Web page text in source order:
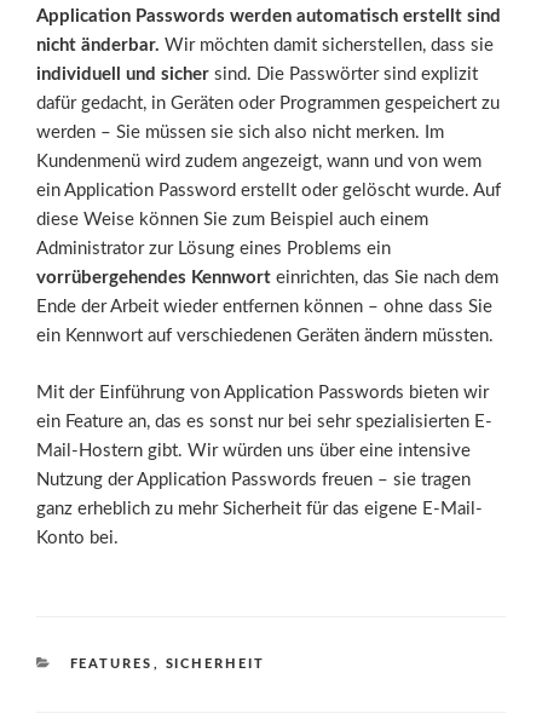
Application Passwords werden automatisch erstellt sind
nicht änderbar. Wir möchten damit sicherstellen, dass sie
individuell und sicher sind. Die Passwörter sind explizit
dafür gedacht, in Geräten oder Programmen gespeichert zu
werden – Sie müssen sie sich also nicht merken. Im
Kundenmenü wird zudem angezeigt, wann und von wem
ein Application Password erstellt oder gelöscht wurde. Auf
diese Weise können Sie zum Beispiel auch einem
Administrator zur Lösung eines Problems ein
vorrübergehendes Kennwort einrichten, das Sie nach dem
Ende der Arbeit wieder entfernen können – ohne dass Sie
ein Kennwort auf verschiedenen Geräten ändern müssten.
Mit der Einführung von Application Passwords bieten wir
ein Feature an, das es sonst nur bei sehr spezialisierten E-
Mail-Hostern gibt. Wir würden uns über eine intensive
Nutzung der Application Passwords freuen – sie tragen
ganz erheblich zu mehr Sicherheit für das eigene E-Mail-
Konto bei.
KATEGORIEN
FEATURES , SICHERHEIT